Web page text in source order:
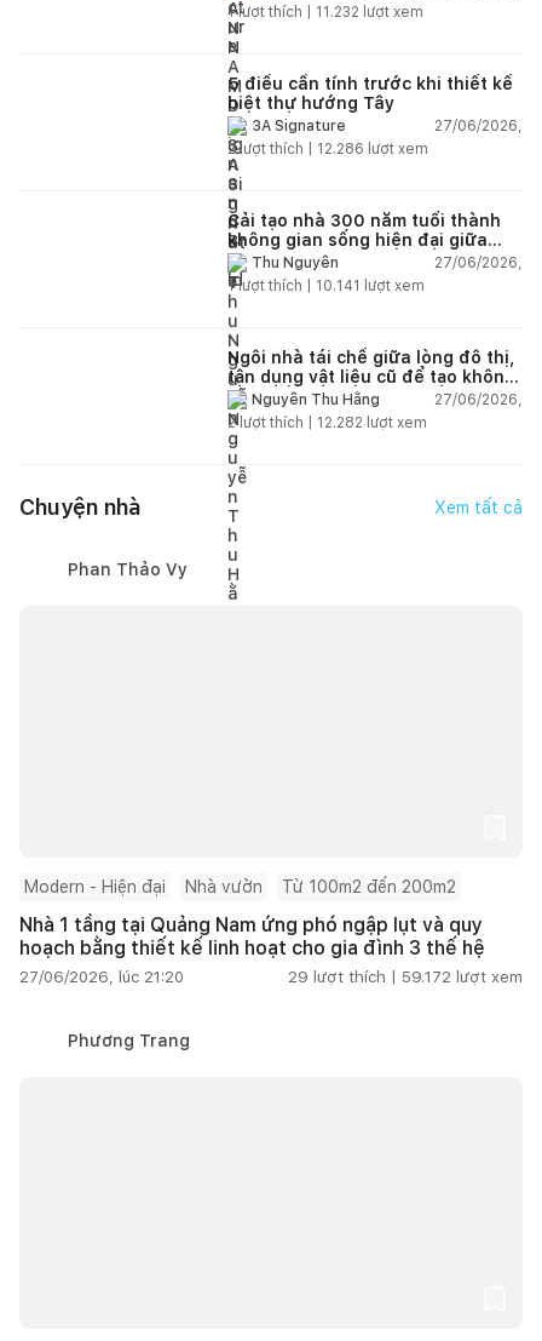
1lượt thích | 11.232 lượt xem
5 điều cần tính trước khi thiết kế
biệt thự hướng Tây
3A Signature
27/06/2026,
2lượt thích | 12.286 lượt xem
Cải tạo nhà 300 năm tuổi thành
không gian sống hiện đại giữa
thiên nhiên
Thu Nguyễn
27/06/2026,
1lượt thích | 10.141 lượt xem
Ngôi nhà tái chế giữa lòng đô thị,
tận dụng vật liệu cũ để tạo không
gian sống linh hoạt
Nguyễn Thu Hằng
27/06/2026,
2lượt thích | 12.282 lượt xem
Chuyện nhà Xem tất cả
Phan Thảo Vy
Modern - Hiện đại Nhà vườn Từ 100m2 đến 200m2
Nhà 1 tầng tại Quảng Nam ứng phó ngập lụt và quy
hoạch bằng thiết kế linh hoạt cho gia đình 3 thế hệ
27/06/2026, lúc 21:20 29 lượt thích | 59.172 lượt xem
Phương Trang